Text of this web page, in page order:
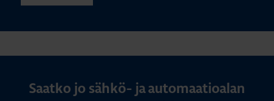
Saatko jo sähkö- ja automaatioalan